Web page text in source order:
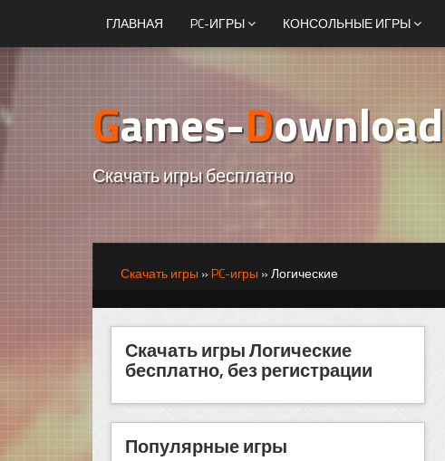
ГЛАВНАЯ PC-ИГРЫ КОНСОЛЬНЫЕ ИГРЫ
Games-Download
Скачать игры бесплатно
Скачать игры »PC-игры »Логические
Скачать игры Логические
бесплатно, без регистрации
Популярные игры